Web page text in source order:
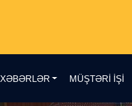
XƏBƏRLƏR MÜŞTƏRI IŞI